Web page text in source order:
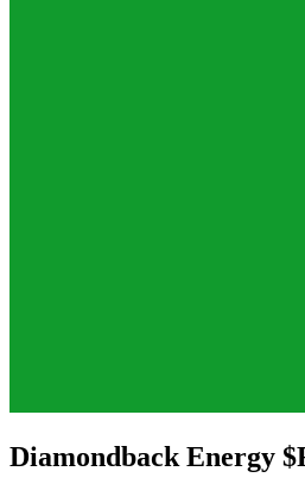
Diamondback Energy